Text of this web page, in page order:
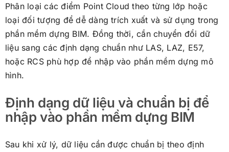
Phân loại các điểm Point Cloud theo từng lớp hoặc
loại đối tượng để dễ dàng trích xuất và sử dụng trong
phần mềm dựng BIM. Đồng thời, cần chuyển đổi dữ
liệu sang các định dạng chuẩn như LAS, LAZ, E57,
hoặc RCS phù hợp để nhập vào phần mềm dựng mô
hình.
Định dạng dữ liệu và chuẩn bị để
nhập vào phần mềm dựng BIM
Sau khi xử lý, dữ liệu cần được chuẩn bị theo định